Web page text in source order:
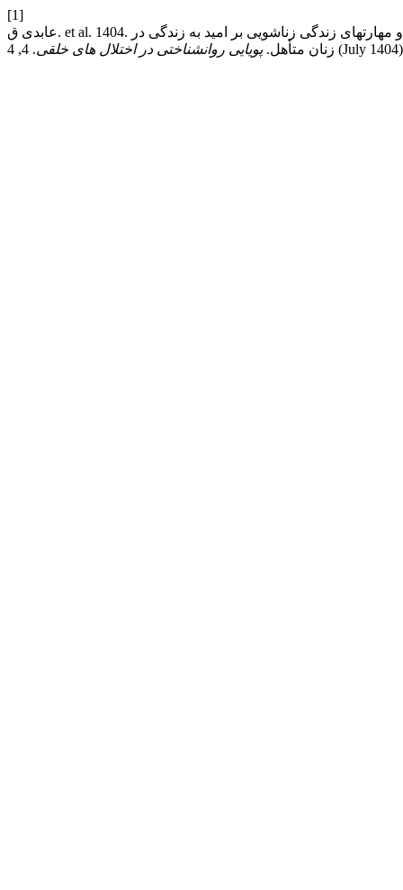
[1]
عابدی ق. et al. 1404. مقایسه­ی اثربخشی آموزش گروهی حل تعارض زناشویی مبتنی بر نظریه انتخاب و مهارت­های زندگی زناشویی بر امید به زندگی در
زنان متأهل.پویایی روانشناختی در اختلال های خلقی . 4, 4 (July